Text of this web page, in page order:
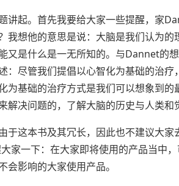
讲起。首先我要给大家一些提醒，家
想他的意思是说：大脑是我们认为的
又是什么是一无所知的。与Dannet的
：尽管我们提倡以心智化为基础的治
为基础的治疗方式是我们可以想象到的
决问题的，了解大脑的历史与人类和
于这本书及其冗长，因此也不建议大家
家一下：在大家即将使用的产品当中
影响的大家使用产品。